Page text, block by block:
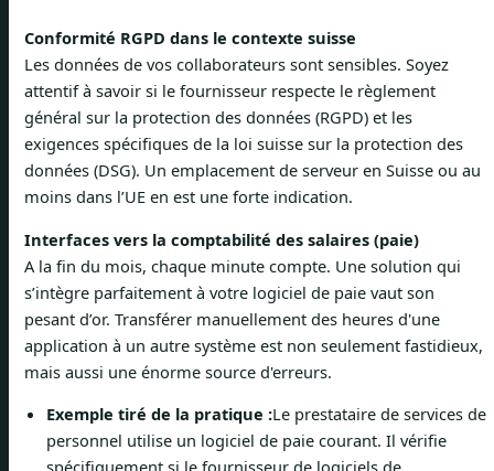
Conformité RGPD dans le contexte suisse
Les données de vos collaborateurs sont sensibles. Soyez
attentif à savoir si le fournisseur respecte le règlement
général sur la protection des données (RGPD) et les
exigences spécifiques de la loi suisse sur la protection des
données (DSG). Un emplacement de serveur en Suisse ou au
moins dans l’UE en est une forte indication.
Interfaces vers la comptabilité des salaires (paie)
A la fin du mois, chaque minute compte. Une solution qui
s’intègre parfaitement à votre logiciel de paie vaut son
pesant d’or. Transférer manuellement des heures d'une
application à un autre système est non seulement fastidieux,
mais aussi une énorme source d'erreurs.
Exemple tiré de la pratique :Le prestataire de services de
personnel utilise un logiciel de paie courant. Il vérifie